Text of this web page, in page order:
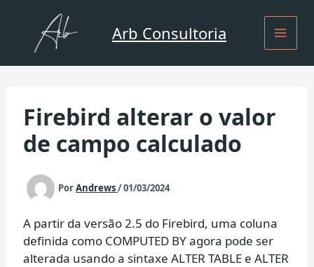
Arb Consultoria
Firebird alterar o valor
de campo calculado
PorAndrews/01/03/2024
A partir da versão 2.5 do Firebird, uma coluna
definida como COMPUTED BY agora pode ser
alterada usando a sintaxe ALTER TABLE e ALTER